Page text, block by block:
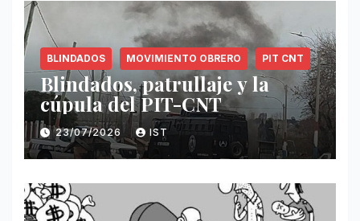
BLINDADOS MOVIMIENTO OBRERO PIT CNT
Blindados, patrullaje y la
cúpula del PIT-CNT
23/07/2026 IST